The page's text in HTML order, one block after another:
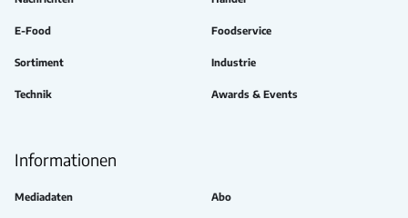
E-Food Foodservice
Sortiment Industrie
Technik Awards & Events
Informationen
Mediadaten Abo